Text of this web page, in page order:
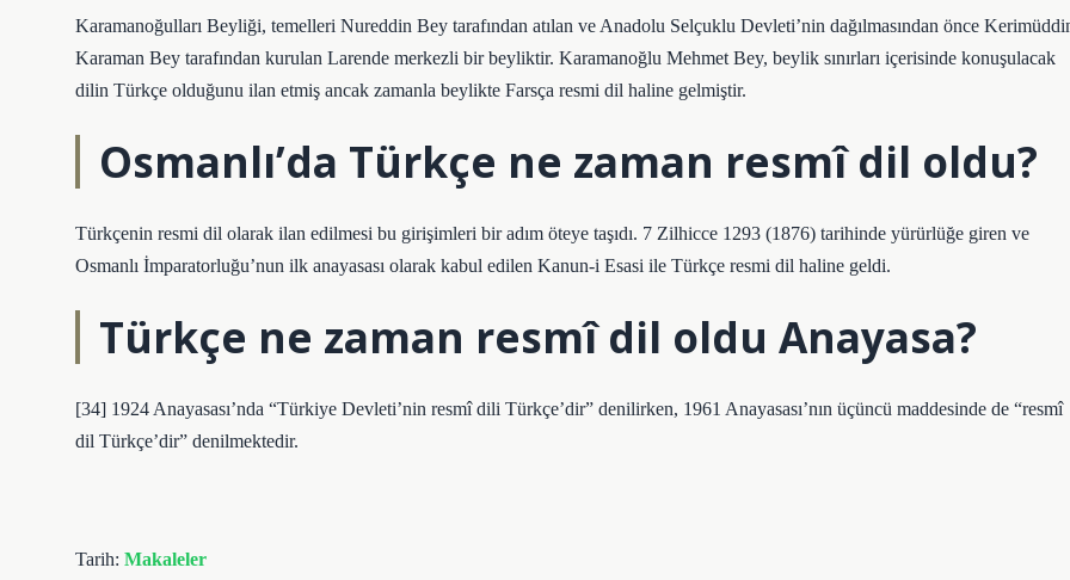
Karamanoğulları Beyliği, temelleri Nureddin Bey tarafından atılan ve Anadolu Selçuklu Devleti’nin dağılmasından önce
Karaman Bey tarafından kurulan Larende merkezli bir beyliktir. Karamanoğlu Mehmet Bey, beylik sınırları içerisinde konuşulacak
dilin Türkçe olduğunu ilan etmiş ancak zamanla beylikte Farsça resmi dil haline gelmiştir.
Osmanlı’da Türkçe ne zaman resmî dil oldu?
Türkçenin resmi dil olarak ilan edilmesi bu girişimleri bir adım öteye taşıdı. 7 Zilhicce 1293 (1876) tarihinde yürürlüğe giren ve
Osmanlı İmparatorluğu’nun ilk anayasası olarak kabul edilen Kanun-i Esasi ile Türkçe resmi dil haline geldi.
Türkçe ne zaman resmî dil oldu Anayasa?
[34] 1924 Anayasası’nda “Türkiye Devleti’nin resmî dili Türkçe’dir” denilirken, 1961 Anayasası’nın üçüncü maddesinde de “resmî
dil Türkçe’dir” denilmektedir.
Tarih: Makaleler